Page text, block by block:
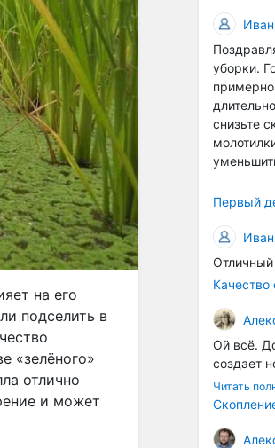
на его
подселить в
«зелёного»
отлично
и может
это в
людей
решения
само
деле, да
кадров
уборки.
снизьте
Отличный
Ой всё. Долгое стояние не
создает
Морские
на
Читать